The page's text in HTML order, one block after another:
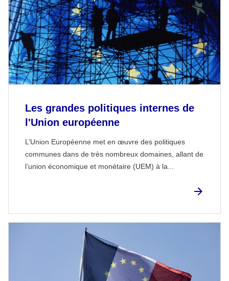
Les grandes politiques internes de
l'Union européenne
L’Union Européenne met en œuvre des politiques
communes dans de très nombreux domaines, allant de
l’union économique et monétaire (UEM) à la...